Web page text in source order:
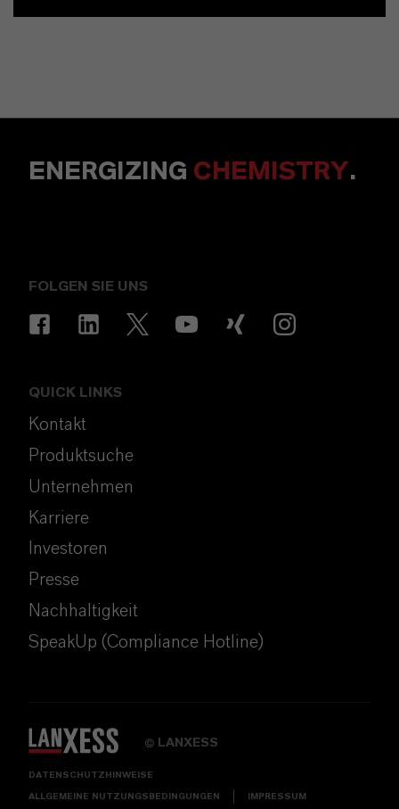
ENERGIZING CHEMISTRY.
FOLGEN SIE UNS
QUICK LINKS
Kontakt
Produktsuche
Unternehmen
Karriere
Investoren
Presse
Nachhaltigkeit
SpeakUp (Compliance Hotline)
© LANXESS
DATENSCHUTZHINWEISE
ALLGEMEINE NUTZUNGSBEDINGUNGEN IMPRESSUM